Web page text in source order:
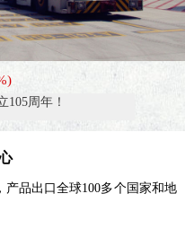
喜报！威海广泰ESG评级荣获AAA级 可持续发展实力获权威…
周年！
抢抓能源转型风口，电动化驱动威海广泰欧洲业务腾飞
品出口全球100多个国家和地